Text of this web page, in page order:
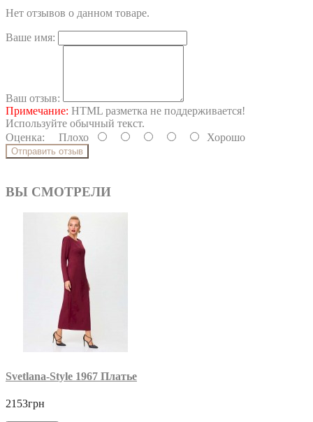
Нет отзывов о данном товаре.
Ваше имя:
Ваш отзыв:
Примечание: HTML разметка не поддерживается!
Используйте обычный текст.
Оценка: Плохо Хорошо
Отправить отзыв
ВЫ СМОТРЕЛИ
Svetlana-Style 1967 Платье
2153грн